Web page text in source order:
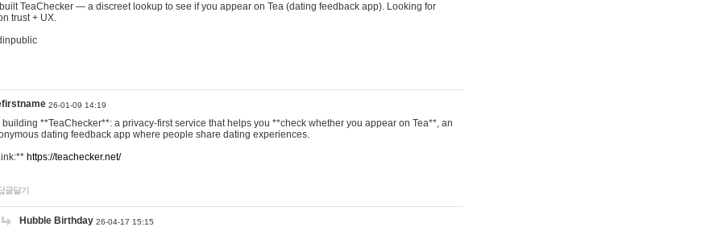
TeaChecker — a discreet lookup to see if you appear on Tea (dating feedback app). Looking for
trust + UX.
26-01-09 14:19
building **TeaChecker**: a privacy-first service that helps you **check whether you appear on Tea**, an
dating feedback app where people share dating experiences.
https://teachecker.net/
글달기
Hubble Birthday 26-04-17 15:15